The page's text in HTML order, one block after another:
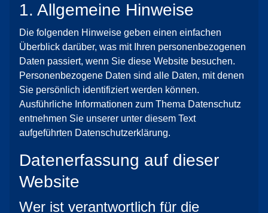
1. Allgemeine Hinweise
Die folgenden Hinweise geben einen einfachen
Überblick darüber, was mit Ihren personenbezogenen
Daten passiert, wenn Sie diese Website besuchen.
Personenbezogene Daten sind alle Daten, mit denen
Sie persönlich identifiziert werden können.
Ausführliche Informationen zum Thema Datenschutz
entnehmen Sie unserer unter diesem Text
aufgeführten Datenschutzerklärung.
Datenerfassung auf dieser
Website
Wer ist verantwortlich für die